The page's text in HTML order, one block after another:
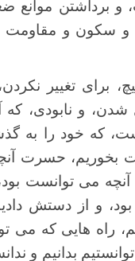
برداشتن موانع
و سکون و مقاومت
برای تغییر
و نابودی، که
که خود را به
بخوریم، حسرت
آنچه می توانست
و از دستش
راه هایی که می
بدانیم و